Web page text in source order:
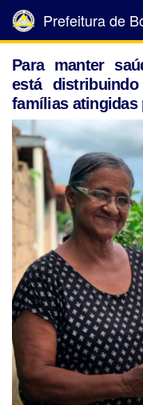
Prefeitura de
Para manter
está
famílias atingidas